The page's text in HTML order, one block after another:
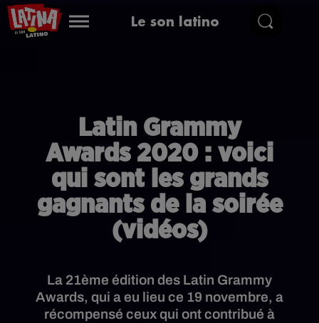
Le son latino
Latin Grammy
Awards 2020 : voici
qui sont les grands
gagnants de la soirée
(vidéos)
La 21ème édition des Latin Grammy
Awards, qui a eu lieu ce 19 novembre, a
récompensé ceux qui ont contribué à